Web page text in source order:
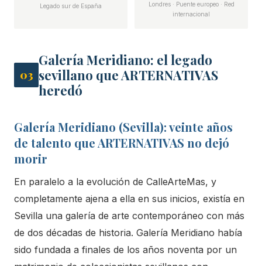
Legado sur de España
Londres · Puente europeo · Red
internacional
03
Galería Meridiano: el legado
sevillano que ARTERNATIVAS
heredó
Galería Meridiano (Sevilla): veinte años
de talento que ARTERNATIVAS no dejó
morir
En paralelo a la evolución de CalleArteMas, y
completamente ajena a ella en sus inicios, existía en
Sevilla una galería de arte contemporáneo con más
de dos décadas de historia. Galería Meridiano había
sido fundada a finales de los años noventa por un